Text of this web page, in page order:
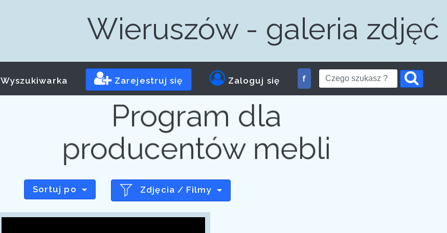
Wieruszów - galeria zdjęć
Wyszukiwarka Zarejestruj się Zaloguj się f
Program dla
producentów mebli
Sortuj po Zdjęcia / Filmy